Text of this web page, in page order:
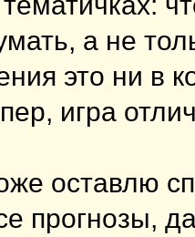
а не
это ни в
игра
оставлю
прогнозы,